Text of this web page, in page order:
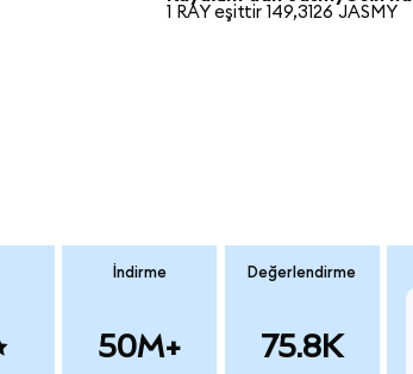
1 RAY eşittir 149,3126 JASMY
İndirme
50M+
Değerlendirme
75.8K